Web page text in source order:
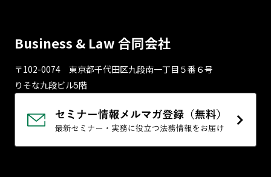
Business & Law 合同会社
〒102-0074 東京都千代⽥区九段南⼀丁⽬５番６号
りそな九段ビル5階